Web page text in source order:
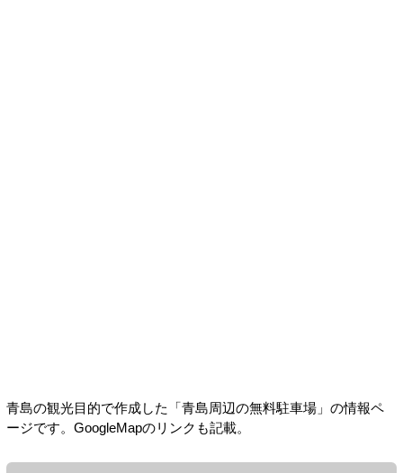
青島の観光目的で作成した「青島周辺の無料駐車場」の情報ペ
ージです。GoogleMapのリンクも記載。